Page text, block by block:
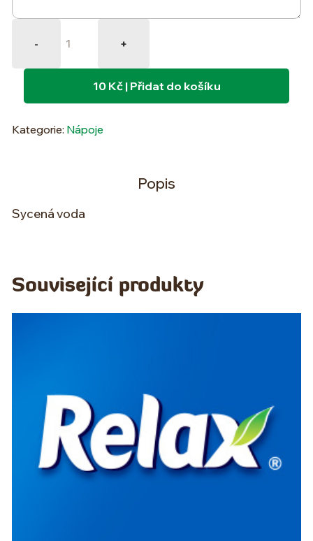
- +
10 Kč | Přidat do košíku
Kategorie: Nápoje
Popis
Sycená voda
Související produkty